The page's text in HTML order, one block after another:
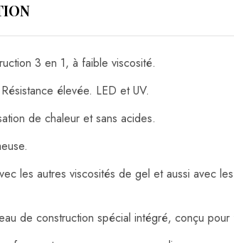
3 en 1, à faible viscosité.
élevée. LED et UV.
de chaleur et sans acides.
les autres viscosités de gel et aussi avec
de construction spécial intégré, conçu